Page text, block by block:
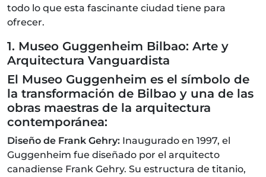
todo lo que esta fascinante ciudad tiene para
ofrecer.
1. Museo Guggenheim Bilbao: Arte y
Arquitectura Vanguardista
El Museo Guggenheim es el símbolo de
la transformación de Bilbao y una de las
obras maestras de la arquitectura
contemporánea:
Diseño de Frank Gehry: Inaugurado en 1997, el
Guggenheim fue diseñado por el arquitecto
canadiense Frank Gehry. Su estructura de titanio,